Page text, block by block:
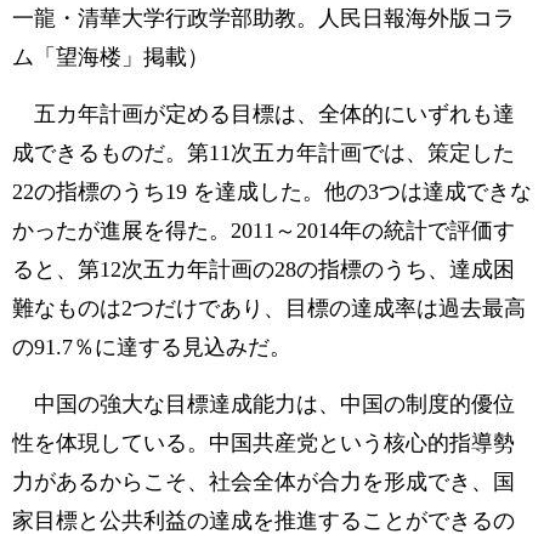
一龍・清華大学行政学部助教。人民日報海外版コラ
ム「望海楼」掲載）
五カ年計画が定める目標は、全体的にいずれも達
成できるものだ。第11次五カ年計画では、策定した
22の指標のうち19 を達成した。他の3つは達成できな
かったが進展を得た。2011～2014年の統計で評価す
ると、第12次五カ年計画の28の指標のうち、達成困
難なものは2つだけであり、目標の達成率は過去最高
の91.7％に達する見込みだ。
中国の強大な目標達成能力は、中国の制度的優位
性を体現している。中国共産党という核心的指導勢
力があるからこそ、社会全体が合力を形成でき、国
家目標と公共利益の達成を推進することができるの